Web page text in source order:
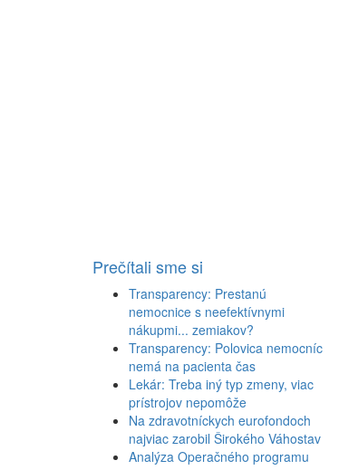
Prečítali sme si
Transparency: Prestanú
nemocnice s neefektívnymi
nákupmi... zemiakov?
Transparency: Polovica nemocníc
nemá na pacienta čas
Lekár: Treba iný typ zmeny, viac
prístrojov nepomôže
Na zdravotníckych eurofondoch
najviac zarobil Širokého Váhostav
Analýza Operačného programu